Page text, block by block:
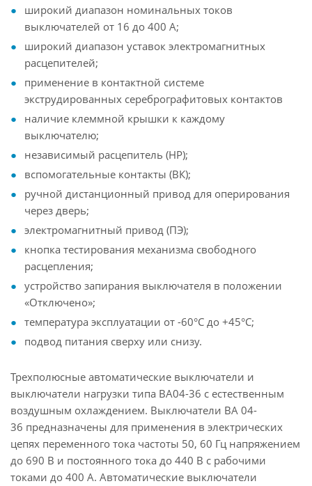
широкий диапазон номинальных токов
выключателей от 16 до 400 А;
широкий диапазон уставок электромагнитных
расцепителей;
применение в контактной системе
экструдированных серебрографитовых контактов
наличие клеммной крышки к каждому
выключателю;
независимый расцепитель (НР);
вспомогательные контакты (ВК);
ручной дистанционный привод для оперирования
через дверь;
электромагнитный привод (ПЭ);
кнопка тестирования механизма свободного
расцепления;
устройство запирания выключателя в положении
«Отключено»;
температура эксплуатации от -60°С до +45°С;
подвод питания сверху или снизу.
Трехполюсные автоматические выключатели и
выключатели нагрузки типа ВА04-36 с естественным
воздушным охлаждением. Выключатели ВА 04-
36 предназначены для применения в электрических
цепях переменного тока частоты 50, 60 Гц напряжением
до 690 В и постоянного тока до 440 В с рабочими
токами до 400 А. Автоматические выключатели